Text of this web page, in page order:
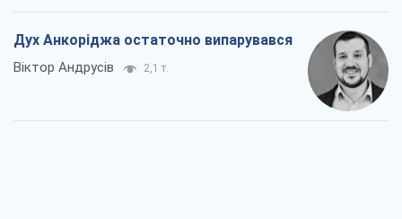
Дух Анкоріджа остаточно випарувався
Віктор Андрусів 2,1 т.